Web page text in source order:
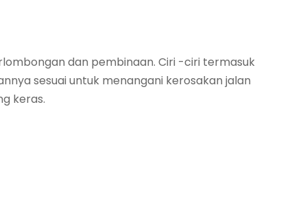
dan pembinaan. Ciri -ciri termasuk
sesuai untuk menangani kerosakan jalan
keras.